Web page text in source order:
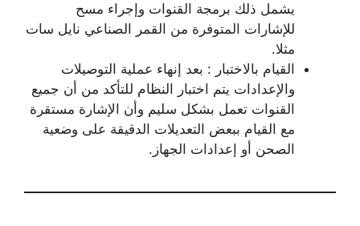
يشمل ذلك برمجة القنوات وإجراء مسح
للإشارات المتوفرة من القمر الصناعي نايل سات
مثلا.
القيام بالاختبار : بعد إنهاء عملية التوصيلات
والإعدادات يتم اختبار النظام للتأكد من أن جميع
القنوات تعمل بشكل سليم وأن الإشارة مستقرة
مع القيام ببعض التعديلات الدقيقة على وضعية
الصحن أو إعدادات الجهاز.